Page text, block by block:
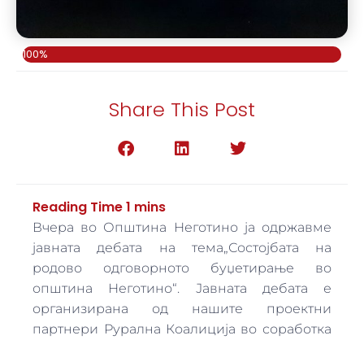
100%
Share This Post
Вчера во Општина Неготино ја одржавме
јавната дебата на тема„Состојбата на
родово одговорното буџетирање во
општина Неготино“. Јавната дебата е
организирана од нашите проектни
партнери Рурална Коалиција во соработка